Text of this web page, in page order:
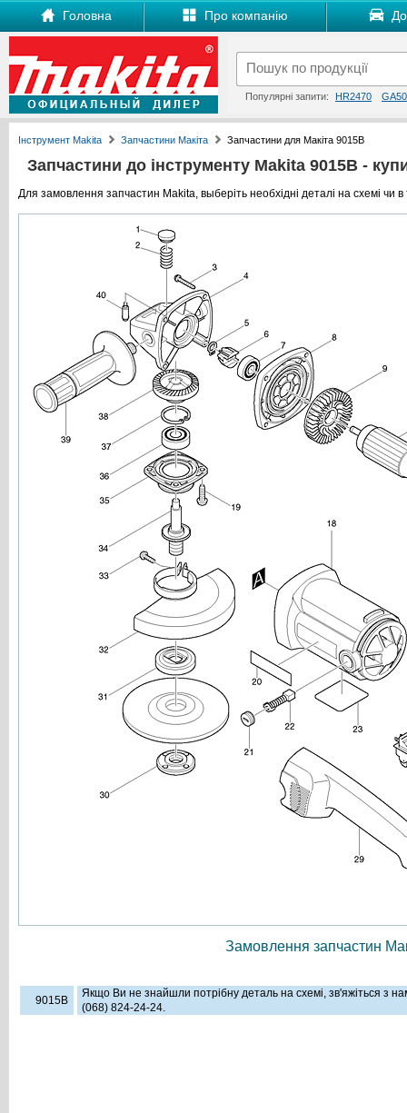
Головна Про компанію
Популярні запити: HR2470
Інструмент Makita Запчастини Макіта Запчастини для Макіта 9015B
Запчастини до інструменту Makita 9015B -
Для замовлення запчастин Makita, выберіть необхідні деталі на схемі чи в
Замовлення запчастин
9015B
Якщо Ви не знайшли потрібну деталь на схемі, зв'яжіться з
(068) 824-24-24.